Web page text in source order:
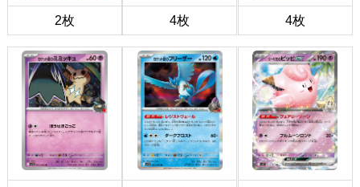
2枚 4枚 4枚